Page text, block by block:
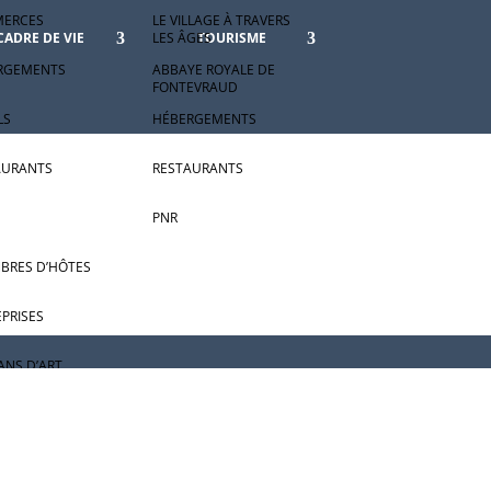
DE VIE
D’HÔTES
D’ART
TOURISME
LE VILLAGE À TRAVERS
LES ÂGES
ABBAYE ROYALE DE
FONTEVRAUD
HÉBERGEMENTS
RESTAURANTS
PNR